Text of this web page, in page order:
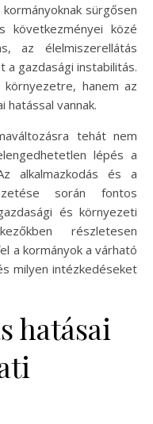
sürgősen
következményei közé
az élelmiszerellátás
a gazdasági instabilitás.
hanem az
vannak.
tehát nem
lépés a
alkalmazkodás és a
során fontos
és környezeti
részletesen
a kormányok a várható
milyen intézkedéseket
hatásai